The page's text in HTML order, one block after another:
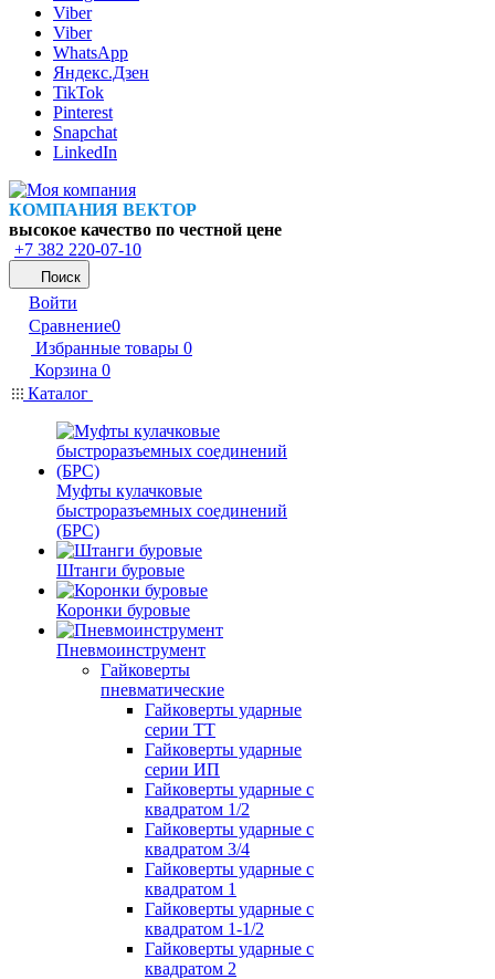
Viber
Viber
WhatsApp
Яндекс.Дзен
TikTok
Pinterest
Snapchat
LinkedIn
КОМПАНИЯ ВЕКТОР
высокое качество по честной цене
+7 382 220-07-10
Поиск
Войти
Сравнение0
Избранные товары 0
Корзина 0
Каталог
Муфты кулачковые
быстроразъемных соединений
(БРС)
Штанги буровые
Коронки буровые
Пневмоинструмент
Гайковерты
пневматические
Гайковерты ударные
серии ТТ
Гайковерты ударные
серии ИП
Гайковерты ударные с
квадратом 1/2
Гайковерты ударные с
квадратом 3/4
Гайковерты ударные с
квадратом 1
Гайковерты ударные с
квадратом 1-1/2
Гайковерты ударные с
квадратом 2